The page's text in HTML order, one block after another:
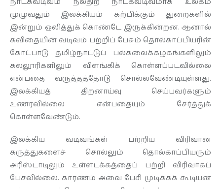
முழுவதும் இலக்கியம் கற்பிக்கும் துறைகளில்
இன்றும் ஒலித்துக் கொண்டே இருக்கின்றன. ஆனால்
கவிதையின் வடிவம் பற்றிப் பேசும் தொல்காப்பியரின்
கோட்பாடு தமிழ்நாட்டுப் பல்கலைக்கழகங்களிலும்
கல்லூரிகளிலும் விளங்கிக் கொள்ளப்படவில்லை
என்பதை வருத்தத்தோடு சொல்லவேண்டியுள்ளது.
இலக்கியத் திறனாய்வு செய்பவர்களும்
உணரவில்லை என்பதையும் சேர்த்துக்
கொள்ளவேண்டும்.
இலக்கிய வடிவங்கள் பற்றிய விரிவான
கருத்துகளைச் சொல்லும் தொல்காப்பியரும்
அரிஸ்டாடிலும் உள்ளடக்கத்தைப் பற்றி விரிவாகப்
பேசவில்லை. காரணம் அவை பேசி முடிக்கக் கூடியன